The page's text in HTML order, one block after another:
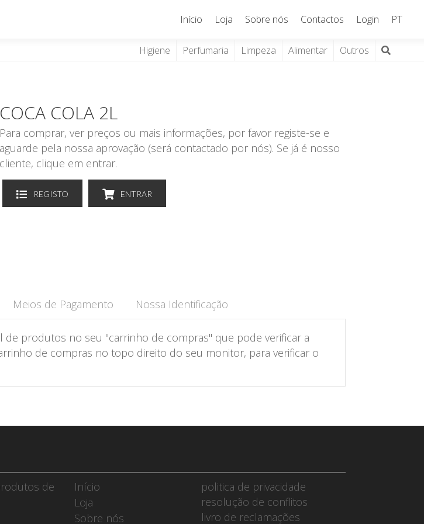
Início Loja Sobre nós Contactos Login PT
Higiene Perfumaria Limpeza Alimentar Outros
COCA COLA 2L
Para comprar, ver preços ou mais informações, por favor registe-se e
aguarde pela nossa aprovação (será contactado por nós). Se já é nosso
cliente, clique em entrar.
REGISTO ENTRAR
Meios de Pagamento Nossa Identificação
produtos no seu "carrinho de compras" que pode verificar a
de compras no topo direito do seu monitor, para verificar o
de
Início
Loja
Sobre nós
politica de privacidade
resolução de conflitos
livro de reclamações